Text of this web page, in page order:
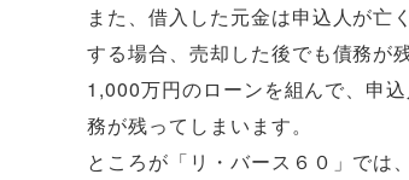
また、借入した元金は申込人が亡
する場合、売却した後でも債務が
1,000万円のローンを組んで、申
務が残ってしまいます。
ところが「リ・バース６０」では